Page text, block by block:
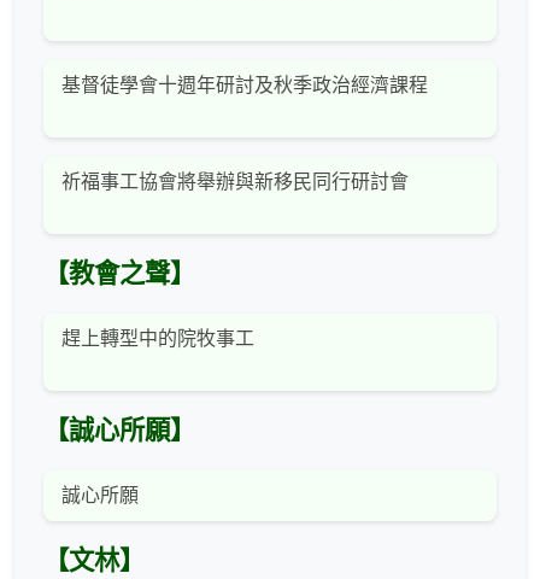
基督徒學會十週年研討及秋季政治經濟課程
祈福事工協會將舉辦與新移民同行研討會
【教會之聲】
趕上轉型中的院牧事工
【誠心所願】
誠心所願
【文林】